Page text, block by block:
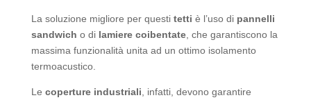
La soluzione migliore per questi tetti è l’uso di pannelli
sandwich o di lamiere coibentate, che garantiscono la
massima funzionalità unita ad un ottimo isolamento
termoacustico.
Le coperture industriali , infatti, devono garantire